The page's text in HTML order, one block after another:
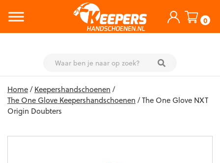
0
content
Home/Keepershandschoenen /
The One Glove Keepershandschoenen / The One Glove NXT
Origin Doubters